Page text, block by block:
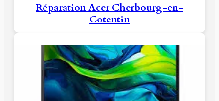
Réparation Acer Cherbourg-en-
Cotentin